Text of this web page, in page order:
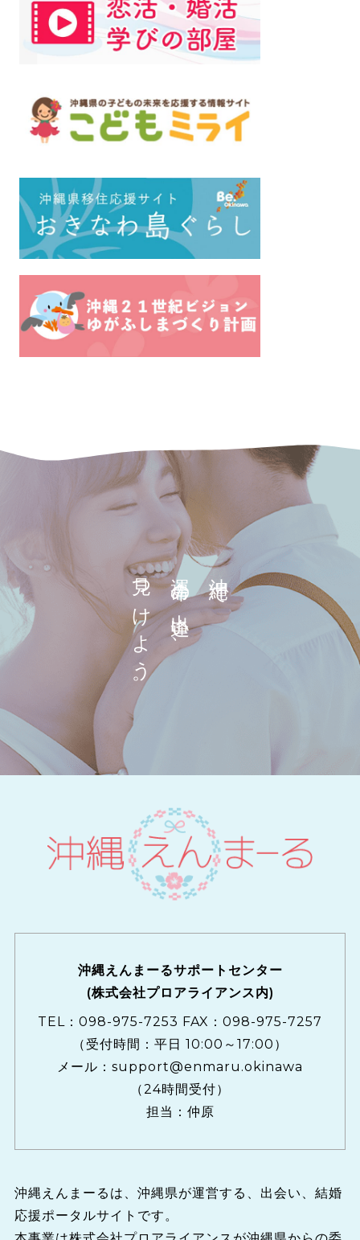
沖縄で
運命の出逢い、
見つけよう。
沖縄えんまーるサポートセンター
(株式会社プロアライアンス内)
TEL： 098-975-7253 FAX：098-975-7257
（受付時間：平日 10:00～17:00）
メール： support@enmaru.okinawa
（24時間受付）
担当：仲原
沖縄えんまーるは、沖縄県が運営する、出会い、結婚
応援ポータルサイトです。